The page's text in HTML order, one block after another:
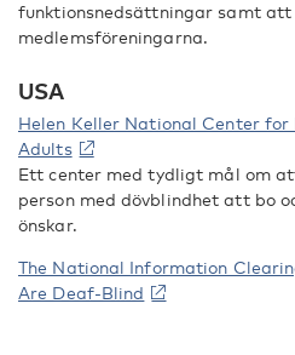
funktionsnedsättningar samt att
medlemsföreningarna.
USA
Helen Keller National Center for
Adults
Ett center med tydligt mål om
person med dövblindhet att bo
önskar.
The National Information
Are Deaf-Blind